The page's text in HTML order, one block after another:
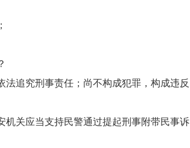
追究刑事责任；尚不构成犯罪，构成违反
机关应当支持民警通过提起刑事附带民事诉